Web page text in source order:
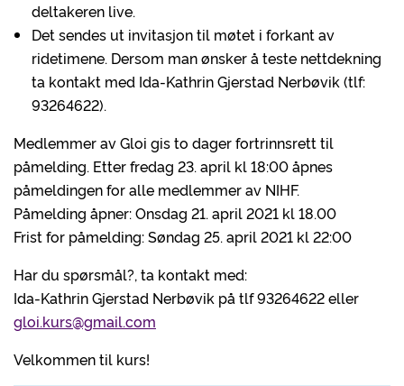
deltakeren live.
Det sendes ut invitasjon til møtet i forkant av
ridetimene. Dersom man ønsker å teste nettdekning
ta kontakt med Ida-Kathrin Gjerstad Nerbøvik (tlf:
93264622).
Medlemmer av Gloi gis to dager fortrinnsrett til
påmelding. Etter fredag 23. april kl 18:00 åpnes
påmeldingen for alle medlemmer av NIHF.
Påmelding åpner: Onsdag 21. april 2021 kl 18.00
Frist for påmelding: Søndag 25. april 2021 kl 22:00
Har du spørsmål?, ta kontakt med:
Ida-Kathrin Gjerstad Nerbøvik på tlf 93264622 eller
gloi.kurs@gmail.com
Velkommen til kurs!